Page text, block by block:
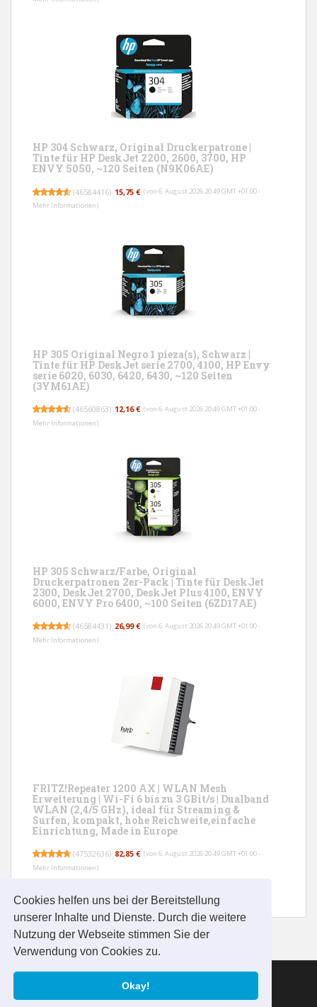
Cookies helfen uns bei der Bereitstellung
unserer Inhalte und Dienste. Durch die weitere
Nutzung der Webseite stimmen Sie der
Verwendung von Cookies zu.
Okay!
HP 304 Schwarz, Original Druckerpatrone |
Tinte für HP DeskJet 2200, 2600, 3700, HP
ENVY 5050, ~120 Seiten (N9K06AE)
(46584416) 15,75 € (von 6. August 2026 20:49 GMT +01:00 -
Mehr Informationen)
HP 305 Original Negro 1 pieza(s), Schwarz |
Tinte für HP DeskJet serie 2700, 4100, HP Envy
serie 6020, 6030, 6420, 6430, ~120 Seiten
(3YM61AE)
(46560863) 12,16 € (von 6. August 2026 20:49 GMT +01:00 -
Mehr Informationen)
HP 305 Schwarz/Farbe, Original
Druckerpatronen 2er-Pack | Tinte für DeskJet
2300, DeskJet 2700, DeskJet Plus 4100, ENVY
6000, ENVY Pro 6400, ~100 Seiten (6ZD17AE)
(46584431 ) 26,99 € (von 6. August 2026 20:49 GMT +01:00 -
Mehr Informationen)
FRITZ!Repeater 1200 AX | WLAN Mesh
Erweiterung | Wi-Fi 6 bis zu 3 GBit/s | Dualband
WLAN (2,4/5 GHz), ideal für Streaming &
Surfen, kompakt, hohe Reichweite,einfache
Einrichtung, Made in Europe
(47532636) 82,85 € (von 6. August 2026 20:49 GMT +01:00 -
Mehr Informationen)
IMPRESSUM